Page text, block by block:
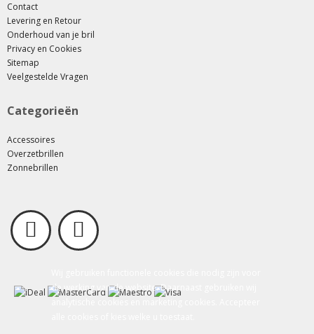
de werking van de website. Daarnaast gebruiken wij
Contact
Levering en Retour
Onderhoud van je bril
Privacy en Cookies
Sitemap
Veelgestelde Vragen
Categorieën
Accessoires
Overzetbrillen
Zonnebrillen